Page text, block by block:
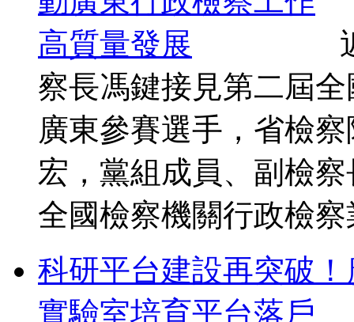
察長馮鍵接見第二屆
廣東參賽選手，省檢
宏，黨組成員、副檢
全國檢察機關行政檢
科研平台建設再突破
實驗室培育平台落戶